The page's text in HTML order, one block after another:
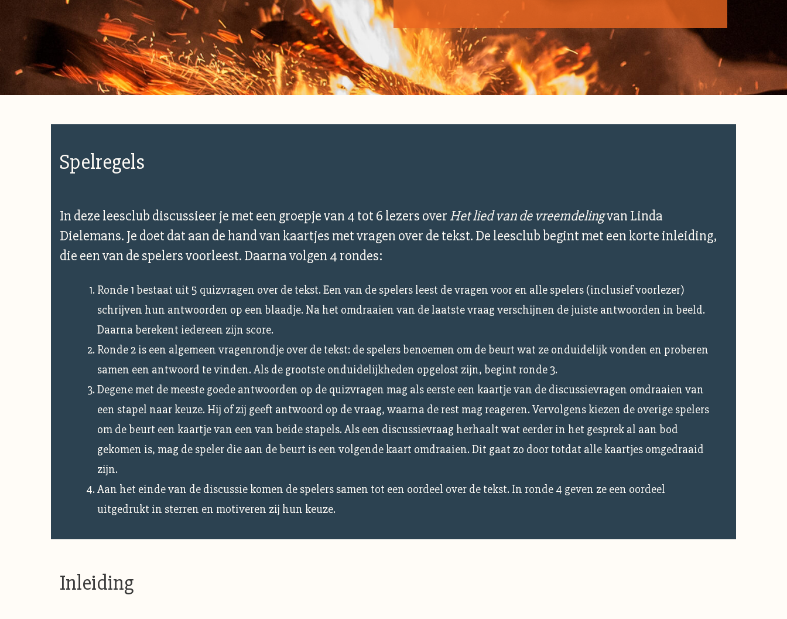
Spelregels
In deze leesclub discussieer je met een groepje van 4 tot 6 lezers over Het lied van de vreemdelingvan Linda
Dielemans. Je doet dat aan de hand van kaartjes met vragen over de tekst. De leesclub begint met een korte inleiding,
die een van de spelers voorleest. Daarna volgen 4 rondes:
Ronde 1 bestaat uit 5 quizvragen over de tekst. Een van de spelers leest de vragen voor en alle spelers (inclusief voorlezer)
schrijven hun antwoorden op een blaadje. Na het omdraaien van de laatste vraag verschijnen de juiste antwoorden in beeld.
Daarna berekent iedereen zijn score.
Ronde 2 is een algemeen vragenrondje over de tekst: de spelers benoemen om de beurt wat ze onduidelijk vonden en proberen
samen een antwoord te vinden. Als de grootste onduidelijkheden opgelost zijn, begint ronde 3.
Degene met de meeste goede antwoorden op de quizvragen mag als eerste een kaartje van de discussievragen omdraaien van
een stapel naar keuze. Hij of zij geeft antwoord op de vraag, waarna de rest mag reageren. Vervolgens kiezen de overige spelers
om de beurt een kaartje van een van beide stapels. Als een discussievraag herhaalt wat eerder in het gesprek al aan bod
gekomen is, mag de speler die aan de beurt is een volgende kaart omdraaien. Dit gaat zo door totdat alle kaartjes omgedraaid
zijn.
Aan het einde van de discussie komen de spelers samen tot een oordeel over de tekst. In ronde 4 geven ze een oordeel
uitgedrukt in sterren en motiveren zij hun keuze.
Inleiding